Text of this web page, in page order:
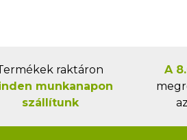
raktáron
munkanapon
szállítunk
A